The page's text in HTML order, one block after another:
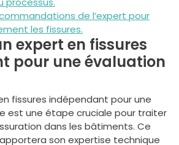
de l’expert pour
les fissures.
expert en fissures
pour une évaluation
fissures indépendant pour une
est une étape cruciale pour traiter
dans les bâtiments. Ce
son expertise technique